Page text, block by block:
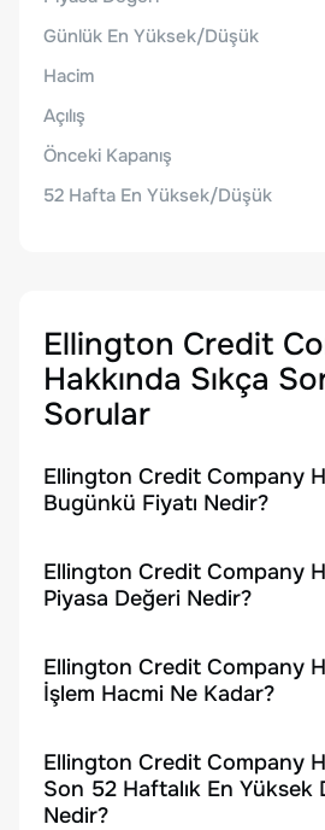
Günlük En Yüksek/Düşük
Hacim
Açılış
Önceki Kapanış
52 Hafta En Yüksek/Düşük
Ellington Credit
Hakkında Sıkça
Sorular
Ellington Credit Company
Bugünkü Fiyatı Nedir?
Ellington Credit Company
Piyasa Değeri Nedir?
Ellington Credit Company
İşlem Hacmi Ne Kadar?
Ellington Credit Company
Son 52 Haftalık En Yüksek
Nedir?